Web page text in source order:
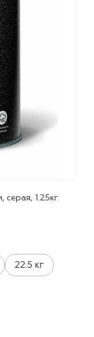
1.25кг.
22.5 кг